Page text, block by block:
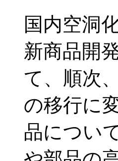
国内空洞
新商品開
て、順次
の移行に
品につい